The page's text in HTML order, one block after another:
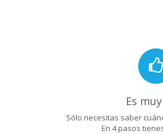
Es
Sólo necesitas saber
En 4 pasos